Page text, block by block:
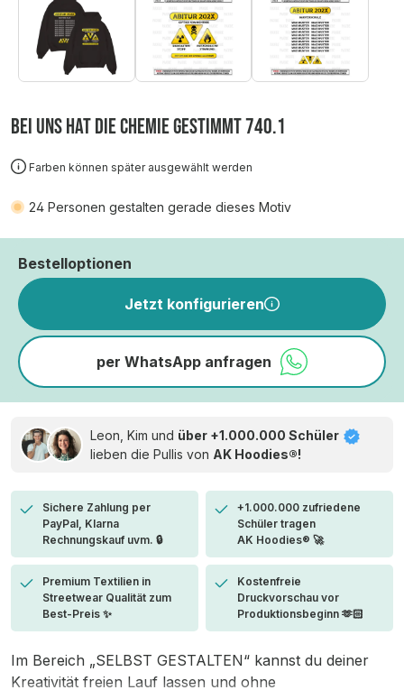
BEI UNS HAT DIE CHEMIE GESTIMMT 740.1
Farben können später ausgewählt werden
24 Personen gestalten gerade dieses Motiv
Bestelloptionen
Jetzt konfigurieren
per WhatsApp anfragen
Leon, Kim und über +1.000.000 Schüler
lieben die Pullis von AK Hoodies®!
Sichere Zahlung per
PayPal, Klarna
Rechnungskauf uvm. 🔒
+1.000.000 zufriedene
Schüler tragen
AK Hoodies® 🚀
Premium Textilien in
Streetwear Qualität zum
Best-Preis ✨
Kostenfreie
Druckvorschau vor
Produktionsbeginn 🫶🏻
Im Bereich „SELBST GESTALTEN“ kannst du deiner
Kreativität freien Lauf lassen und ohne